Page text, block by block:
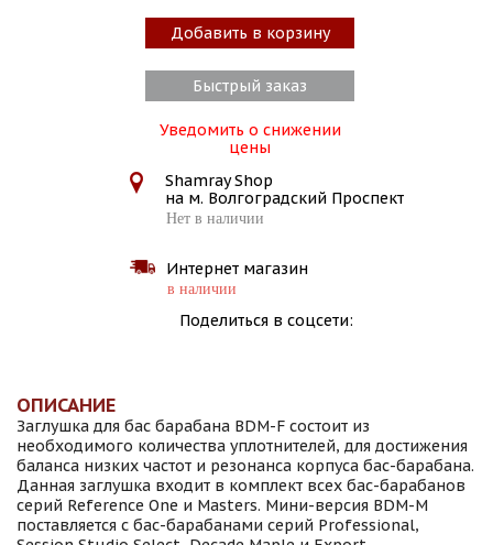
Добавить в корзину
Быстрый заказ
Уведомить о снижении
цены
Shamray Shop
на м. Волгоградский Проспект
Нет в наличии
Интернет магазин
в наличии
Поделиться в соцсети:
ОПИСАНИЕ
Заглушка для бас барабана BDM-F состоит из
необходимого количества уплотнителей, для достижения
баланса низких частот и резонанса корпуса бас-барабана.
Данная заглушка входит в комплект всех бас-барабанов
серий Reference One и Masters. Мини-версия BDM-M
поставляется с бас-барабанами серий Professional,